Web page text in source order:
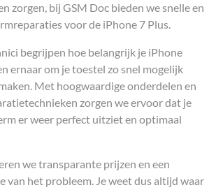
zorgen, bij GSM Doc bieden we snelle en
voor de iPhone 7 Plus.
begrijpen hoe belangrijk je iPhone
ernaar om je toestel zo snel mogelijk
Met hoogwaardige onderdelen en
zorgen we ervoor dat je
er weer perfect uitziet en optimaal
we transparante prijzen en een
van het probleem. Je weet dus altijd waar